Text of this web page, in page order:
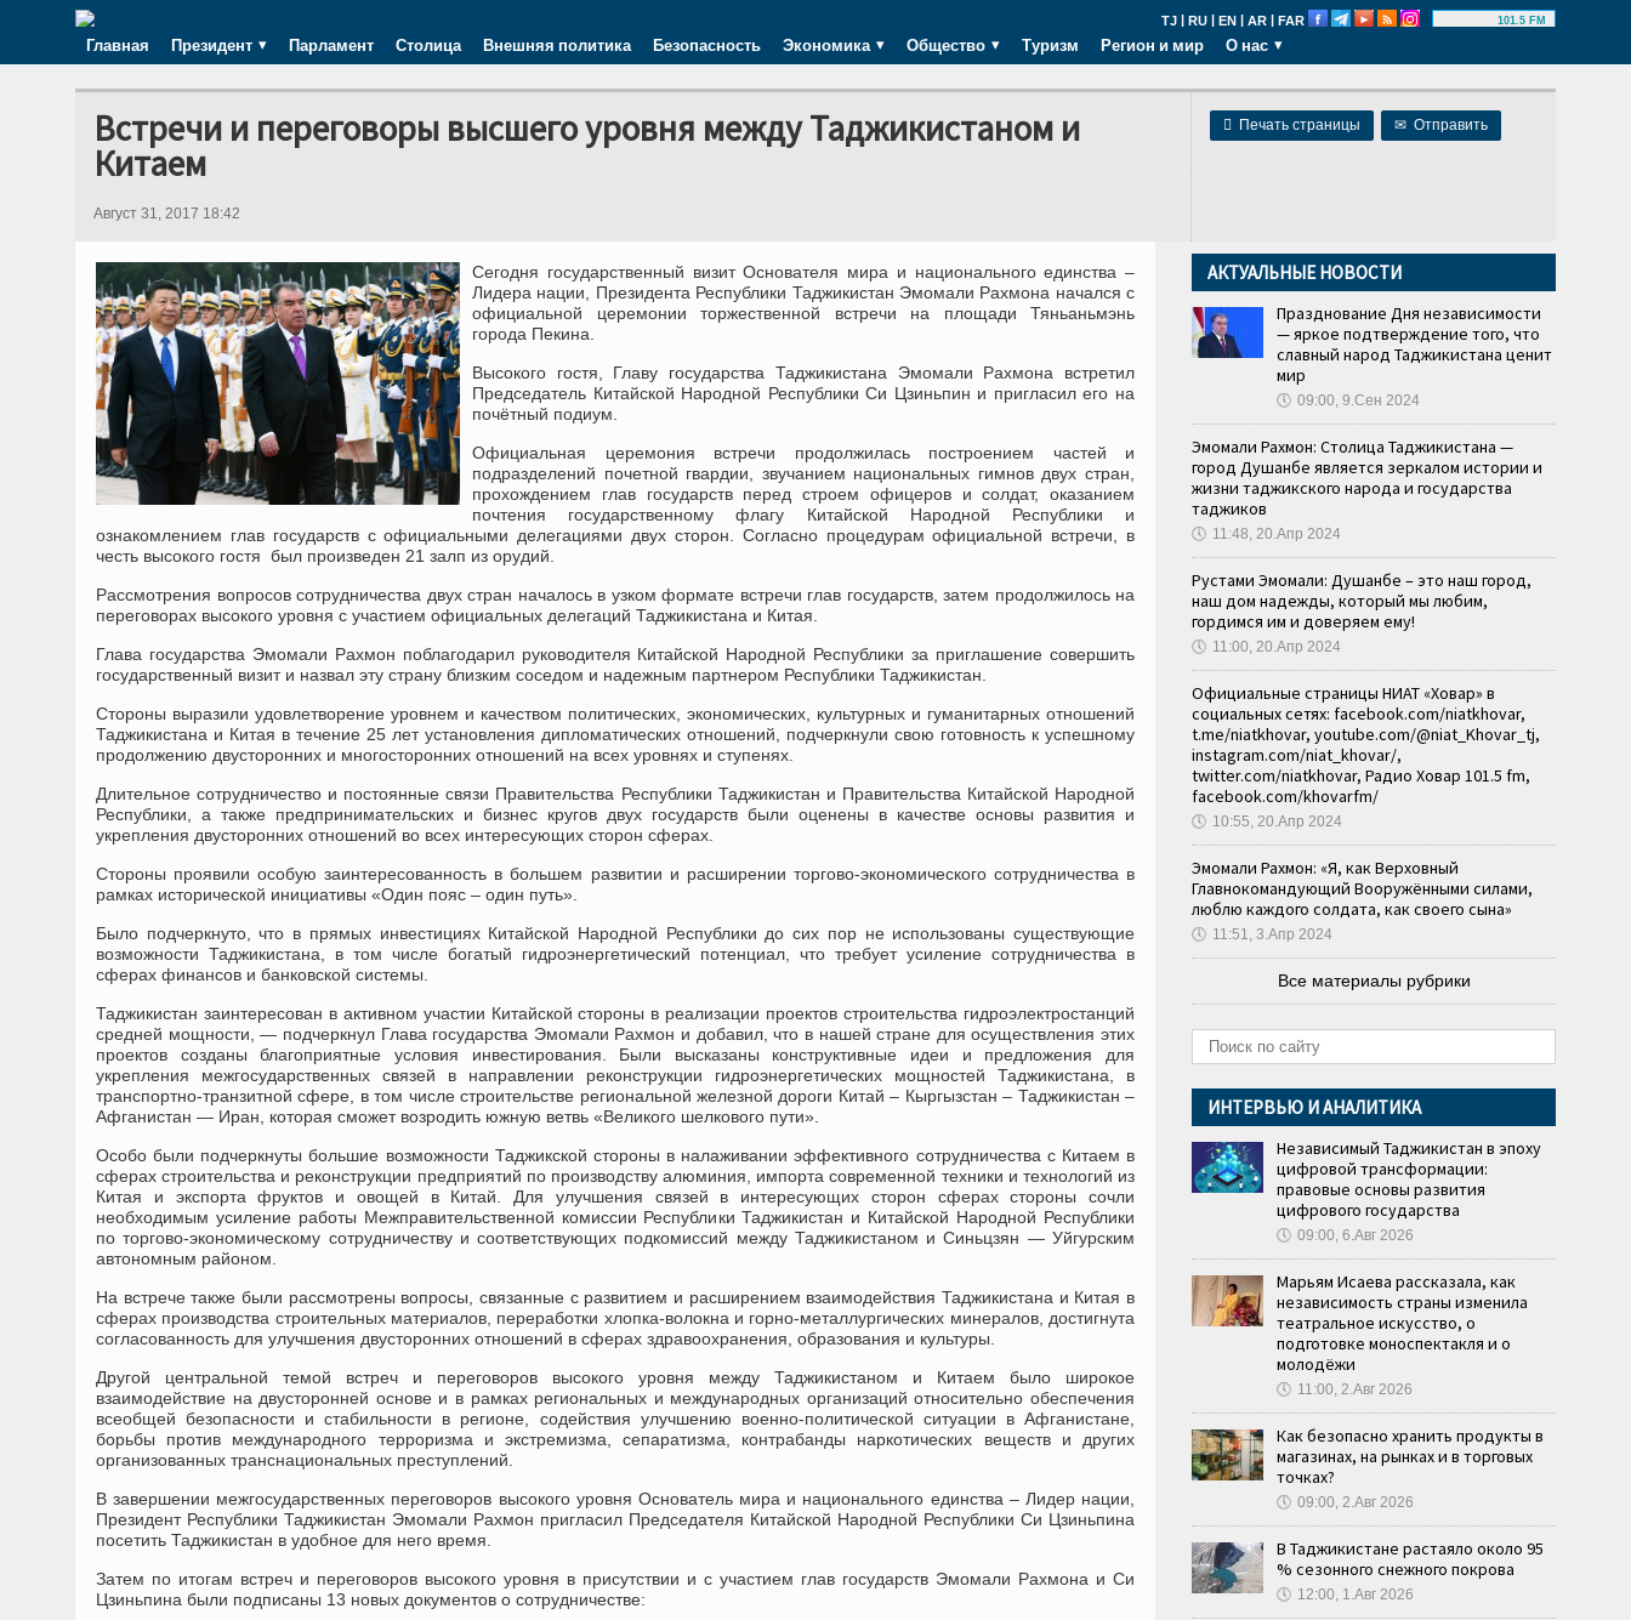
TJ | RU | EN | AR | FAR 101.5 FM
Главная Президент Парламент Столица Внешняя политика Безопасность Экономика Общество Туризм Регион и мир О нас
 Печать страницы ✉ Отправить
Встречи и переговоры высшего уровня между Таджикистаном и
Китаем
Август 31, 2017 18:42
Сегодня государственный визит Основателя мира и национального единства –
Лидера нации, Президента Республики Таджикистан Эмомали Рахмона начался с
официальной церемонии торжественной встречи на площади Тяньаньмэнь
города Пекина.
Высокого гостя, Главу государства Таджикистана Эмомали Рахмона встретил
Председатель Китайской Народной Республики Си Цзиньпин и пригласил его на
почётный подиум.
Официальная церемония встречи продолжилась построением частей и
подразделений почетной гвардии, звучанием национальных гимнов двух стран,
прохождением глав государств перед строем офицеров и солдат, оказанием
почтения государственному флагу Китайской Народной Республики и
ознакомлением глав государств с официальными делегациями двух сторон. Согласно процедурам официальной встречи, в
честь высокого гостя был произведен 21 залп из орудий.
Рассмотрения вопросов сотрудничества двух стран началось в узком формате встречи глав государств, затем продолжилось на
переговорах высокого уровня с участием официальных делегаций Таджикистана и Китая.
Глава государства Эмомали Рахмон поблагодарил руководителя Китайской Народной Республики за приглашение совершить
государственный визит и назвал эту страну близким соседом и надежным партнером Республики Таджикистан.
Стороны выразили удовлетворение уровнем и качеством политических, экономических, культурных и гуманитарных отношений
Таджикистана и Китая в течение 25 лет установления дипломатических отношений, подчеркнули свою готовность к успешному
продолжению двусторонних и многосторонних отношений на всех уровнях и ступенях.
Длительное сотрудничество и постоянные связи Правительства Республики Таджикистан и Правительства Китайской Народной
Республики, а также предпринимательских и бизнес кругов двух государств были оценены в качестве основы развития и
укрепления двусторонних отношений во всех интересующих сторон сферах.
Стороны проявили особую заинтересованность в большем развитии и расширении торгово-экономического сотрудничества в
рамках исторической инициативы «Один пояс – один путь».
Было подчеркнуто, что в прямых инвестициях Китайской Народной Республики до сих пор не использованы существующие
возможности Таджикистана, в том числе богатый гидроэнергетический потенциал, что требует усиление сотрудничества в
сферах финансов и банковской системы.
Таджикистан заинтересован в активном участии Китайской стороны в реализации проектов строительства гидроэлектростанций
средней мощности, — подчеркнул Глава государства Эмомали Рахмон и добавил, что в нашей стране для осуществления этих
проектов созданы благоприятные условия инвестирования. Были высказаны конструктивные идеи и предложения для
укрепления межгосударственных связей в направлении реконструкции гидроэнергетических мощностей Таджикистана, в
транспортно-транзитной сфере, в том числе строительстве региональной железной дороги Китай – Кыргызстан – Таджикистан –
Афганистан — Иран, которая сможет возродить южную ветвь «Великого шелкового пути».
Особо были подчеркнуты большие возможности Таджикской стороны в налаживании эффективного сотрудничества с Китаем в
сферах строительства и реконструкции предприятий по производству алюминия, импорта современной техники и технологий из
Китая и экспорта фруктов и овощей в Китай. Для улучшения связей в интересующих сторон сферах стороны сочли
необходимым усиление работы Межправительственной комиссии Республики Таджикистан и Китайской Народной Республики
по торгово-экономическому сотрудничеству и соответствующих подкомиссий между Таджикистаном и Синьцзян — Уйгурским
автономным районом.
На встрече также были рассмотрены вопросы, связанные с развитием и расширением взаимодействия Таджикистана и Китая в
сферах производства строительных материалов, переработки хлопка-волокна и горно-металлургических минералов, достигнута
согласованность для улучшения двусторонних отношений в сферах здравоохранения, образования и культуры.
Другой центральной темой встреч и переговоров высокого уровня между Таджикистаном и Китаем было широкое
взаимодействие на двусторонней основе и в рамках региональных и международных организаций относительно обеспечения
всеобщей безопасности и стабильности в регионе, содействия улучшению военно-политической ситуации в Афганистане,
борьбы против международного терроризма и экстремизма, сепаратизма, контрабанды наркотических веществ и других
организованных транснациональных преступлений.
В завершении межгосударственных переговоров высокого уровня Основатель мира и национального единства – Лидер нации,
Президент Республики Таджикистан Эмомали Рахмон пригласил Председателя Китайской Народной Республики Си Цзиньпина
посетить Таджикистан в удобное для него время.
Затем по итогам встреч и переговоров высокого уровня в присутствии и с участием глав государств Эмомали Рахмона и Си
Цзиньпина были подписаны 13 новых документов о сотрудничестве:
АКТУАЛЬНЫЕ НОВОСТИ
Празднование Дня независимости
— яркое подтверждение того, что
славный народ Таджикистана ценит
мир
🕔 09:00, 9.Сен 2024
Эмомали Рахмон: Столица Таджикистана —
город Душанбе является зеркалом истории и
жизни таджикского народа и государства
таджиков
🕔 11:48, 20.Апр 2024
Рустами Эмомали: Душанбе – это наш город,
наш дом надежды, который мы любим,
гордимся им и доверяем ему!
🕔 11:00, 20.Апр 2024
Официальные страницы НИАТ «Ховар» в
социальных сетях: facebook.com/niatkhovar,
t.me/niatkhovar, youtube.com/@niat_Khovar_tj,
instagram.com/niat_khovar/,
twitter.com/niatkhovar, Радио Ховар 101.5 fm,
facebook.com/khovarfm/
🕔 10:55, 20.Апр 2024
Эмомали Рахмон: «Я, как Верховный
Главнокомандующий Вооружёнными силами,
люблю каждого солдата, как своего сына»
🕔 11:51, 3.Апр 2024
Все материалы рубрики
ИНТЕРВЬЮ И АНАЛИТИКА
Независимый Таджикистан в эпоху
цифровой трансформации:
правовые основы развития
цифрового государства
🕔 09:00, 6.Авг 2026
Марьям Исаева рассказала, как
независимость страны изменила
театральное искусство, о
подготовке моноспектакля и о
молодёжи
🕔 11:00, 2.Авг 2026
Как безопасно хранить продукты в
магазинах, на рынках и в торговых
точках?
🕔 09:00, 2.Авг 2026
В Таджикистане растаяло около 95
% сезонного снежного покрова
🕔 12:00, 1.Авг 2026